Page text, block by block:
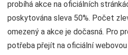
probíhá akce na oficiálních
poskytována sleva 50%. Počet
omezený a akce je dočasná. Pro
potřeba přejít na oficiální